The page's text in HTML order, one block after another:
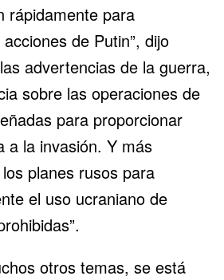
rápidamente para
de Putin”, dijo
advertencias de la guerra,
sobre las operaciones de
para proporcionar
a la invasión. Y más
planes rusos para
el uso ucraniano de
otros temas, se está